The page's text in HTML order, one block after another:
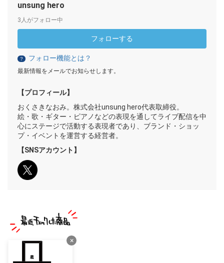
unsung hero
3人がフォロー中
フォローする
？ フォロー機能とは？
最新情報をメールでお知らせします。
【プロフィール】
おくさきなおみ。株式会社unsung hero代表取締役。
絵・歌・ギター・ピアノなどの表現を通してライブ配信を中
心にステージで活動する表現者であり、ブランド・ショッ
プ・イベントを運営する経営者。
【SNSアカウント】
×